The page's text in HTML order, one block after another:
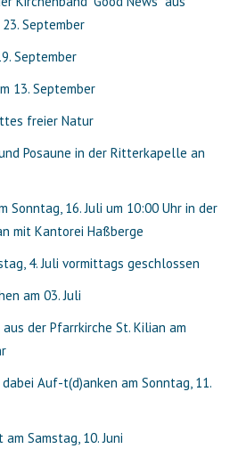
September
September
13. September
freier Natur
Posaune in der Ritterkapelle an
Sonntag, 16. Juli um 10:00 Uhr in der
mit Kantorei Haßberge
4. Juli vormittags geschlossen
am 03. Juli
der Pfarrkirche St. Kilian am
Auf-t(d)anken am Sonntag, 11.
Samstag, 10. Juni